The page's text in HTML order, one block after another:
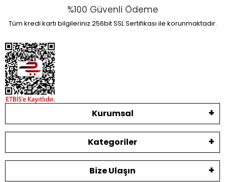
%100 Güvenli Ödeme
Tüm kredi kartı bilgileriniz 256bit SSL Sertifikası ile korunmaktadır.
Kurumsal
Kategoriler
Bize Ulaşın